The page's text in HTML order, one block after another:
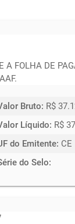
FOLHA DE
Bruto: R$
Líquido: R$
do Emitente: CE
do Selo: